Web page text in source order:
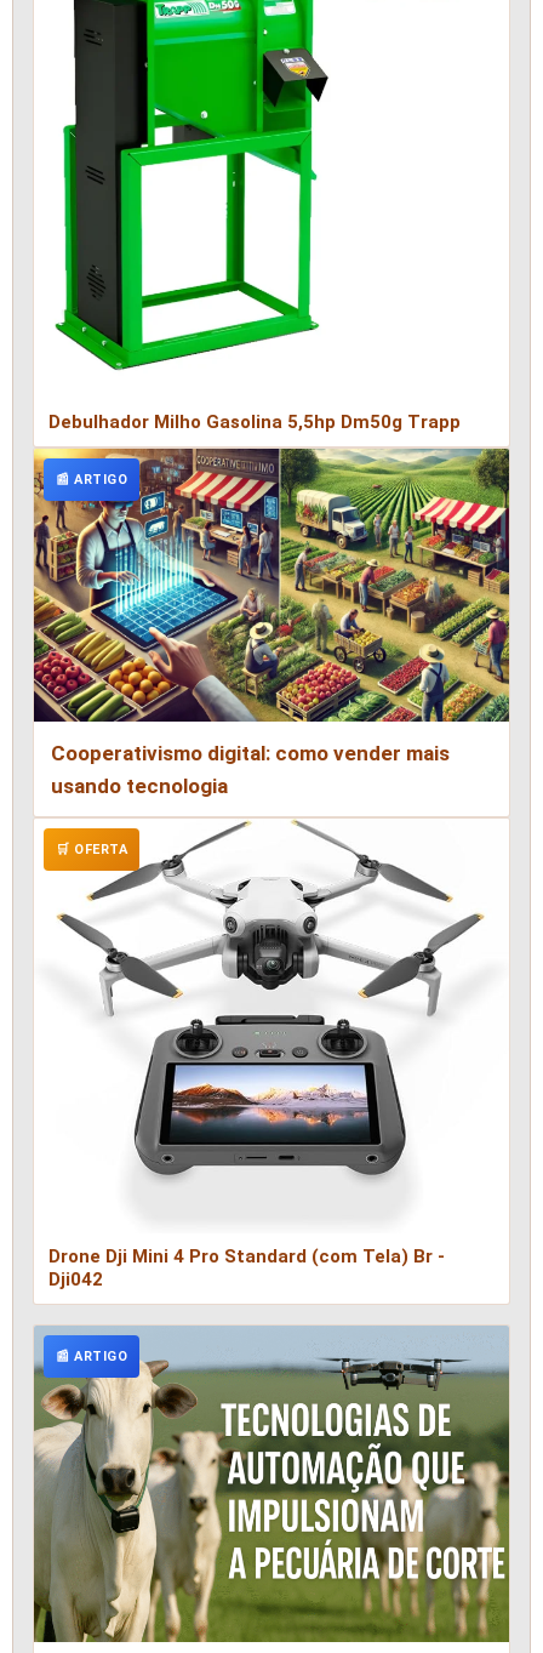
Debulhador Milho Gasolina 5,5hp Dm50g Trapp
📰 ARTIGO
Cooperativismo digital: como vender mais
usando tecnologia
🛒 OFERTA
Drone Dji Mini 4 Pro Standard (com Tela) Br -
Dji042
📰 ARTIGO